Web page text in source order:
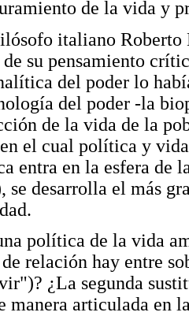
de la vida y
italiano
su pensamiento
del poder lo
del poder -la
de la vida de la
el cual política y
entra en la esfera de
se desarrolla el más
política de la vida
relación hay entre
¿La segunda
manera articulada en